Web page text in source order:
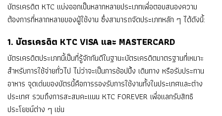
บัตรเครดิต KTC แบ่งออกเป็นหลากหลายประเภทเพื่อตอบสนองความ
ต้องการที่หลากหลายของผู้ใช้งาน ซึ่งสามารถจัดประเภทหลัก ๆ ได้ดังนี้:
1. บัตรเครดิต KTC VISA และ MASTERCARD
บัตรเครดิตประเภทนี้เป็นที่รู้จักกันดีในฐานะบัตรเครดิตมาตรฐานที่เหมาะ
สำหรับการใช้จ่ายทั่วไป ไม่ว่าจะเป็นการช้อปปิ้ง เดินทาง หรือรับประทาน
อาหาร จุดเด่นของบัตรนี้คือการรองรับการใช้งานทั้งในประเทศและต่าง
ประเทศ รวมถึงการสะสมคะแนน KTC FOREVER เพื่อแลกรับสิทธิ
ประโยชน์ต่าง ๆ เช่น